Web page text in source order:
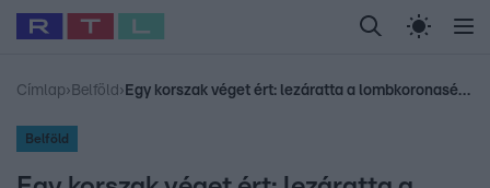
Legfrissebb RTL Híradó Randi Celeb vagyok,
Babits Marcella Most Wanted Gallusz
Címlap› Belföld › Egy korszak véget ért: lezáratta a lombkoronasétányhoz vezető utat Nyírmártonfalva polgármestere
Belföld